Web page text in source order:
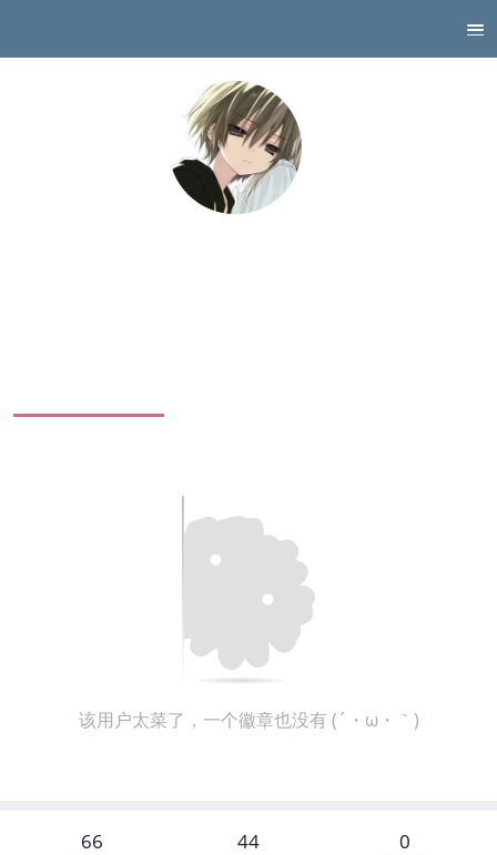
该用户太菜了，一个徽章也没有 (´・ω・｀)
66 44 0